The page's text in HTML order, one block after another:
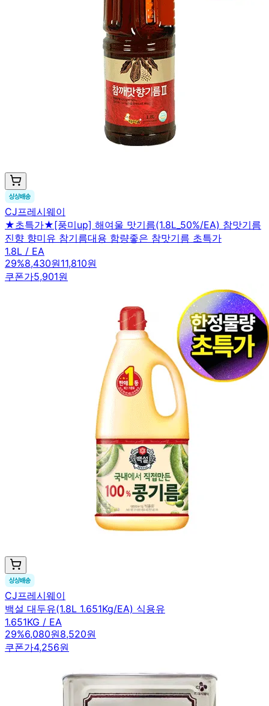
CJ프레시웨이
★초특가★[풍미up] 해여울 맛기름(1.8L_50%/EA) 참맛기름
진향 향미유 참기름대용 함량좋은 참맛기름 초특가
1.8L / EA
29%8,430원11,810원
쿠폰가5,901원
CJ프레시웨이
백설 대두유(1.8L 1.651Kg/EA) 식용유
1.651KG / EA
29%6,080원8,520원
쿠폰가4,256원